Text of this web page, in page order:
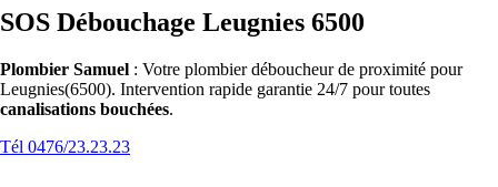
SOS Débouchage Leugnies 6500
Plombier Samuel : Votre plombier déboucheur de proximité pour
Leugnies(6500). Intervention rapide garantie 24/7 pour toutes
canalisations bouchées.
Tél 0476/23.23.23